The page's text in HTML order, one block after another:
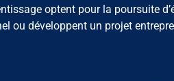
optent pour la poursuite
ou développent un projet